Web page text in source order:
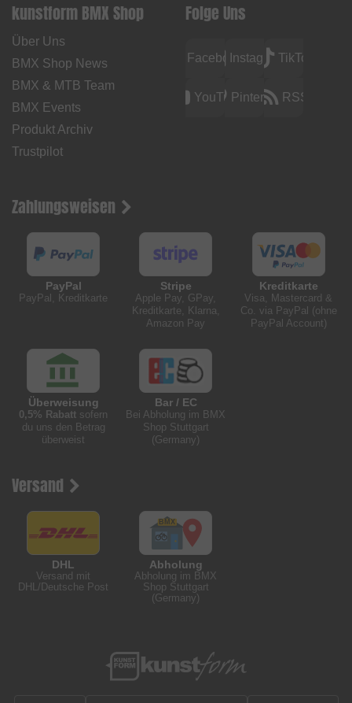
kunstform BMX Shop
Über Uns
BMX Shop News
BMX & MTB Team
BMX Events
Produkt Archiv
Trustpilot
Folge Uns
FacebookInstagramTikTok
YouTubePinterest RSS
Zahlungsweisen
PayPal
PayPal, Kreditkarte
Stripe
Apple Pay, GPay,
Kreditkarte, Klarna,
Amazon Pay
Kreditkarte
Visa, Mastercard &
Co. via PayPal (ohne
PayPal Account)
Überweisung
0,5% Rabatt sofern
du uns den Betrag
überweist
Bar / EC
Bei Abholung im BMX
Shop Stuttgart
(Germany)
Versand
DHL
Versand mit
DHL/Deutsche Post
Abholung
Abholung im BMX
Shop Stuttgart
(Germany)